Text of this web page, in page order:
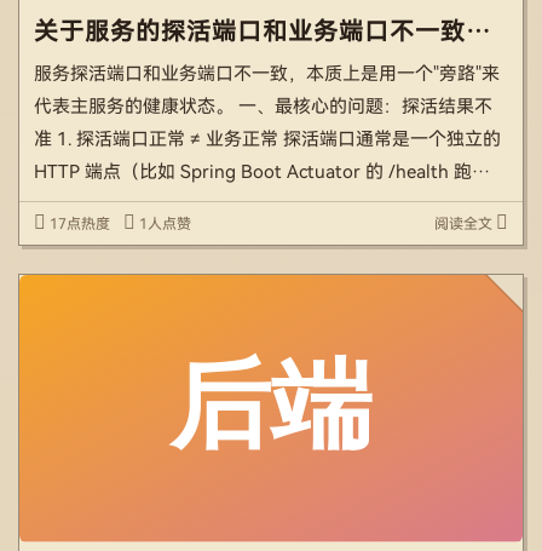
关于服务的探活端口和业务端口不一致有什么问题
服务探活端口和业务端口不一致，本质上是用一个"旁路"来
代表主服务的健康状态。 一、最核心的问题：探活结果不
准 1. 探活端口正常 ≠ 业务正常 探活端口通常是一个独立的
HTTP 端点（比如 Spring Boot Actuator 的 /health 跑在另
一个端口），它只检查 JVM 能不能响应 […]
17点热度 1人点赞 阅读全文